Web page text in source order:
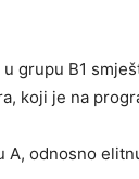
u grupu B1
koji je na
A, odnosno